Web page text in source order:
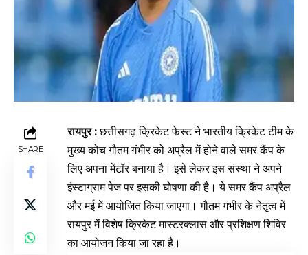
SHARE
रायपुर:छत्तीसगढ़ क्रिकेट फेस्ट ने भारतीय क्रिकेट टीम के
मुख्य कोच गौतम गंभीर को अप्रैल में होने वाले समर कैंप के
लिए अपना मेंटॉर बनाया है। इसे लेकर इस संस्था ने अपने
इंस्टाग्राम पेज पर इसकी घोषणा की है। ये समर कैंप अप्रैल
और मई में आयोजित किया जाएगा। गौतम गंभीर के नेतृत्व में
रायपुर में विशेष क्रिकेट मास्टरक्लास और प्रशिक्षण शिविर
का आयोजन किया जा रहा है।